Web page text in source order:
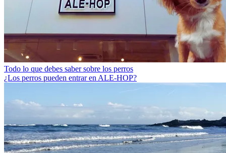
Todo lo que debes saber sobre los perros
¿Los perros pueden entrar en ALE-HOP?